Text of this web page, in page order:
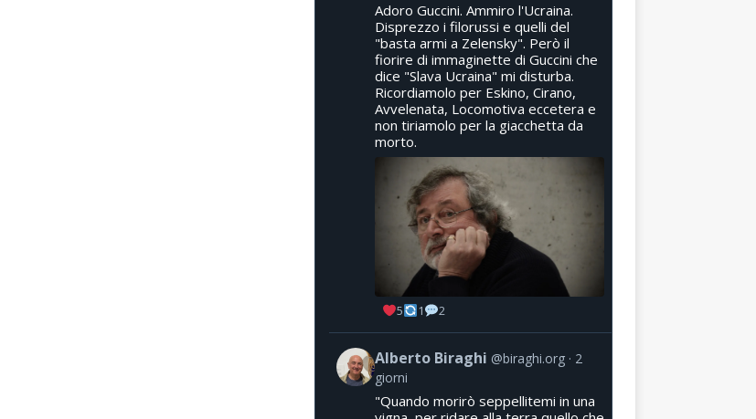
Adoro Guccini. Ammiro l'Ucraina.
Disprezzo i filorussi e quelli del
"basta armi a Zelensky". Però il
fiorire di immaginette di Guccini che
dice "Slava Ucraina" mi disturba.
Ricordiamolo per Eskino, Cirano,
Avvelenata, Locomotiva eccetera e
non tiriamolo per la giacchetta da
morto.
5 1 2
Alberto Biraghi @biraghi.org
2
giorni
"Quando morirò seppellitemi in una